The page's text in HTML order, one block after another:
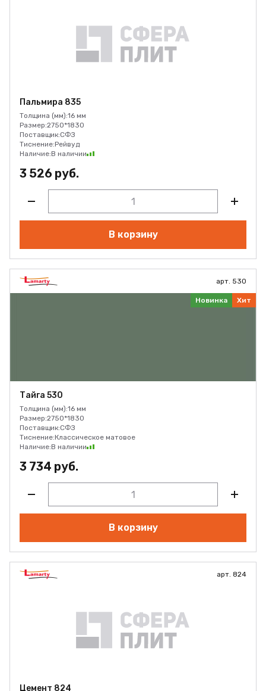
Пальмира 835
Толщина (мм):16 мм
Размер:2750*1830
Поставщик:СФЗ
Тиснение:Рейвуд
Наличие:В наличии
3 526 руб.
В корзину
арт. 530
Новинка Хит
Тайга 530
Толщина (мм):16 мм
Размер:2750*1830
Поставщик:СФЗ
Тиснение:Классическое матовое
Наличие:В наличии
3 734 руб.
В корзину
арт. 824
Цемент 824